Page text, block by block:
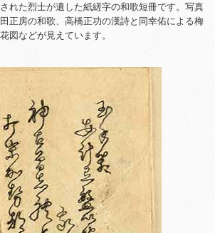
れた烈士が遺した紙縒字の和歌短冊です。写真
正房の和歌、高橋正功の漢詩と同幸佑による梅
花図などが見えています。